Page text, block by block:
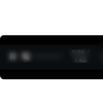
0:21 /
1:40